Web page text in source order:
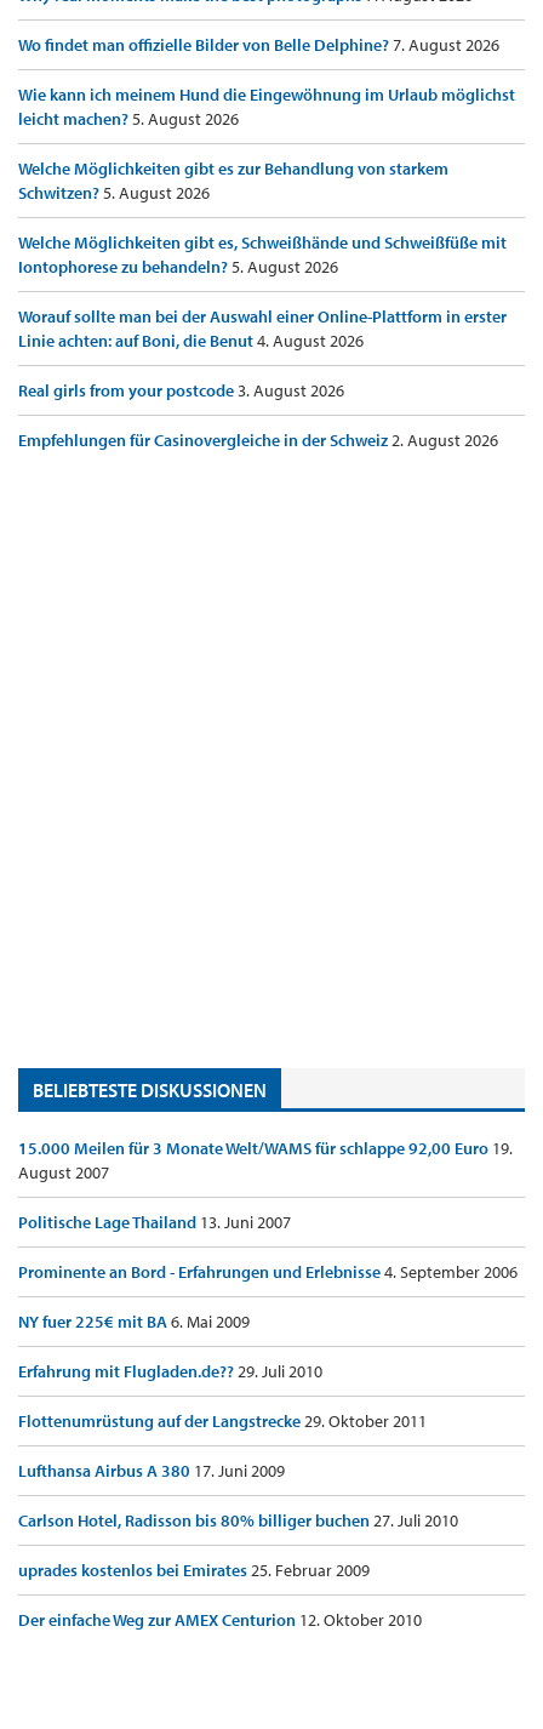
Wo findet man offizielle Bilder von Belle Delphine?7. August 2026
Wie kann ich meinem Hund die Eingewöhnung im Urlaub möglichst
leicht machen?5. August 2026
Welche Möglichkeiten gibt es zur Behandlung von starkem
Schwitzen?5. August 2026
Welche Möglichkeiten gibt es, Schweißhände und Schweißfüße mit
Iontophorese zu behandeln?5. August 2026
Worauf sollte man bei der Auswahl einer Online-Plattform in erster
Linie achten: auf Boni, die Benut4. August 2026
Real girls from your postcode3. August 2026
Empfehlungen für Casinovergleiche in der Schweiz2. August 2026
BELIEBTESTE DISKUSSIONEN
15.000 Meilen für 3 Monate Welt/WAMS für schlappe 92,00 Euro 19.
August 2007
Politische Lage Thailand 13. Juni 2007
Prominente an Bord - Erfahrungen und Erlebnisse4. September 2006
NY fuer 225€ mit BA6. Mai 2009
Erfahrung mit Flugladen.de??29. Juli 2010
Flottenumrüstung auf der Langstrecke29. Oktober 2011
Lufthansa Airbus A 380 17. Juni 2009
Carlson Hotel, Radisson bis 80% billiger buchen27. Juli 2010
uprades kostenlos bei Emirates25. Februar 2009
Der einfache Weg zur AMEX Centurion 12. Oktober 2010